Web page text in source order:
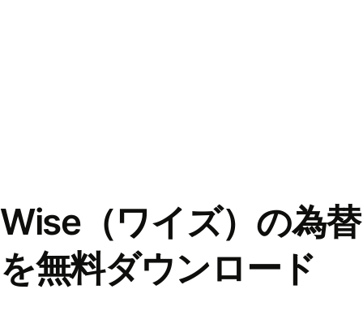
Wise（ワイズ）の為
を無料ダウンロード